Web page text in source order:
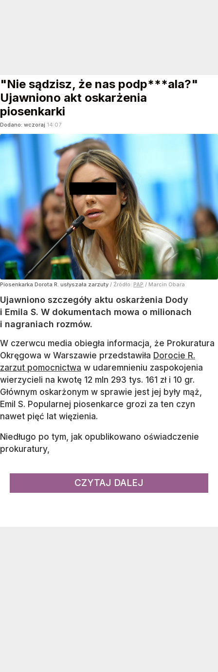
"Nie sądzisz, że nas podp***ala?"
Ujawniono akt oskarżenia
piosenkarki
Dodano: wczoraj 14:07
Piosenkarka Dorota R. usłyszała zarzuty / Źródło: PAP / Marcin Obara
Ujawniono szczegóły aktu oskarżenia Dody
i Emila S. W dokumentach mowa o milionach
i nagraniach rozmów.
W czerwcu media obiegła informacja, że Prokuratura
Okręgowa w Warszawie przedstawiła Dorocie R.
zarzut pomocnictwa w udaremnieniu zaspokojenia
wierzycieli na kwotę 12 mln 293 tys. 161 zł i 10 gr.
Głównym oskarżonym w sprawie jest jej były mąż,
Emil S. Popularnej piosenkarce grozi za ten czyn
nawet pięć lat więzienia.
Niedługo po tym, jak opublikowano oświadczenie
prokuratury,
CZYTAJ DALEJ